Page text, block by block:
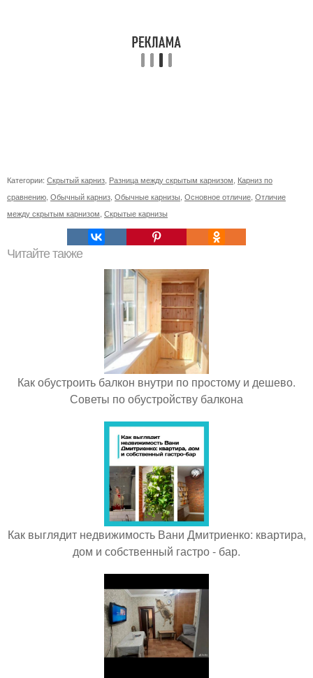
Категории: Скрытый карниз Разница между скрытым карнизом Карниз по
сравнению Обычный карниз Обычные карнизы Основное отличие Отличие
между скрытым карнизом Скрытые карнизы
Читайте также
Как обустроить балкон внутри по простому и дешево.
Советы по обустройству балкона
Как выглядит недвижимость Вани Дмитриенко: квартира,
дом и собственный гастро - бар.